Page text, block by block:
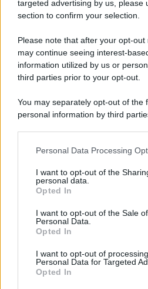
targeted advertising by us, please
section to confirm your selection.
Please note that after your opt-
may continue seeing interest-
information utilized by us or
third parties prior to your opt-out.
You may separately opt-out of the
personal information by third
This information may also be
disclose it to other third parties.
Please note that this website/app
services and may gather and
not limited to your visit or usage
grant or deny consent to Google
consent section.
Personal Data Processing
I want to opt-out of the
personal data.
Opted In
I want to opt-out of the Sale
Personal Data.
Opted In
I want to opt-out of
Personal Data for Targeted
Opted In
Secondigliano